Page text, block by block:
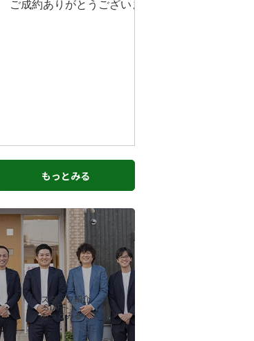
サイトマップ
もっとみる
スタッフ紹介
-STAFF-
もっとみる